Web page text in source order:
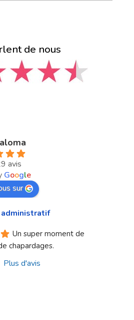
de nous
avis
Google
sur
Un super moment de
chapardages.
Plus d'avis